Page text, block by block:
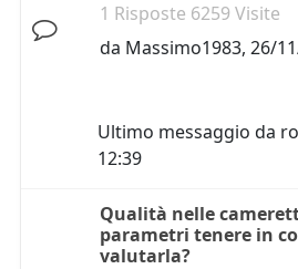
1 Risposte 6259 Visite
da Massimo1983, 26/
Ultimo messaggio da
12:39
Qualità nelle
parametri tenere in
valutarla?